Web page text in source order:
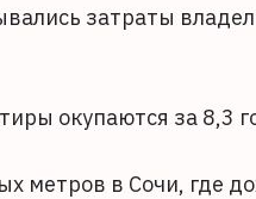
затраты
окупаются за 8,3
метров в Сочи, где